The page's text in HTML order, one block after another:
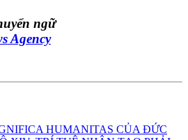
ngữ
Agency
HUMANITAS CỦA ĐỨC